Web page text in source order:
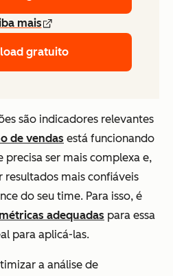
mais
gratuito
são indicadores relevantes
de vendas está funcionando
precisa ser mais complexa e,
resultados mais confiáveis
do seu time. Para isso, é
métricas adequadas para essa
para aplicá-las.
a análise de